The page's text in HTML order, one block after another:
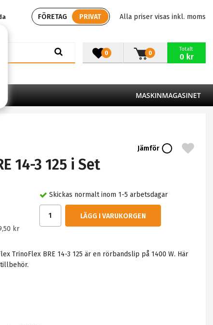
FÖRETAG PRIVAT Alla priser visas inkl. moms
0
Totalt
0 kr
0
MASKINMAGASINET
14-3 125 i Set
Jämför
kr
Skickas normalt inom 1-5 arbetsdagar
LÄGG I VARUKORGEN
TrinoFlex BRE 14-3 125 är en rörbandslip på 1400 W. Här